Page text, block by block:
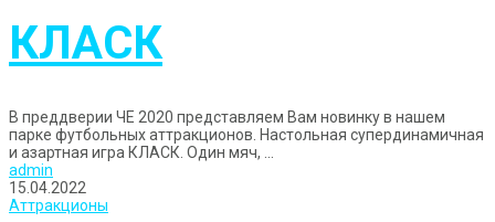
КЛАСК
В преддверии ЧЕ 2020 представляем Вам новинку в нашем
парке футбольных аттракционов. Настольная супердинамичная
и азартная игра КЛАСК. Один мяч, ...
admin
15.04.2022
Аттракционы